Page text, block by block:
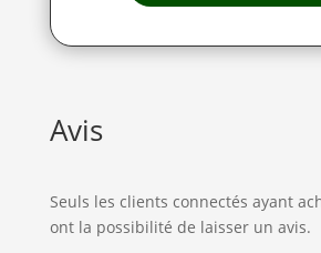
Avis
Seuls les clients connectés ayant
ont la possibilité de laisser un avis.